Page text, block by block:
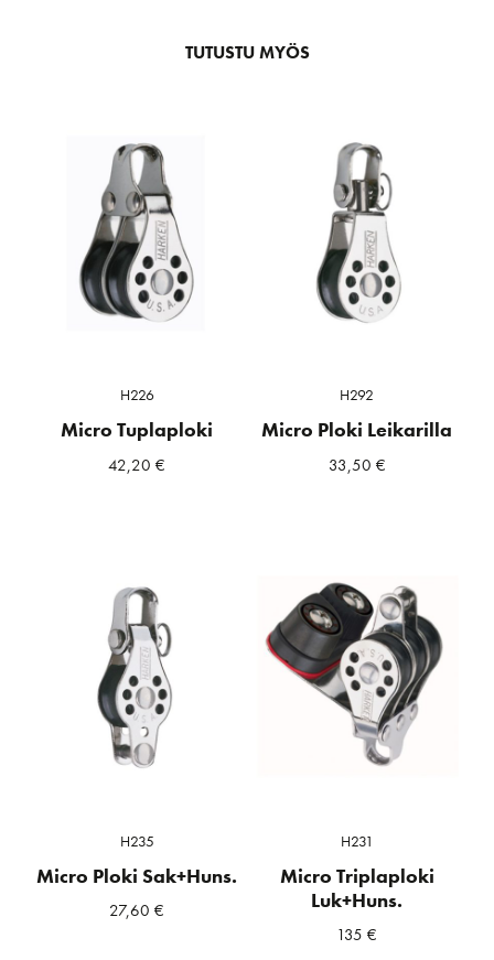
TUTUSTU MYÖS
H226
Micro Tuplaploki
42,20€
H292
Micro Ploki Leikarilla
33,50 €
H235
Micro Ploki Sak+Huns.
27,60€
H231
Micro Triplaploki
Luk+Huns.
135€